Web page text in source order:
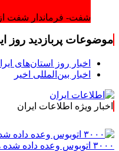
شفت- فرماندار شفت
موضوعات پربازدید روز
اخبار روز استان‌های
اخبار بین‌المللی اخیر
اخبار ویژه اطلاعات ایران
۳۰۰۰ اتوبوس وعده داده شده هنوز وارد طرح اربعین نشده است